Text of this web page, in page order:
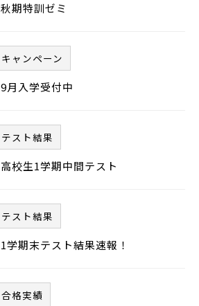
秋期特訓ゼミ
キャンペーン
9月入学受付中
テスト結果
高校生1学期中間テスト
テスト結果
1学期末テスト結果速報！
合格実績